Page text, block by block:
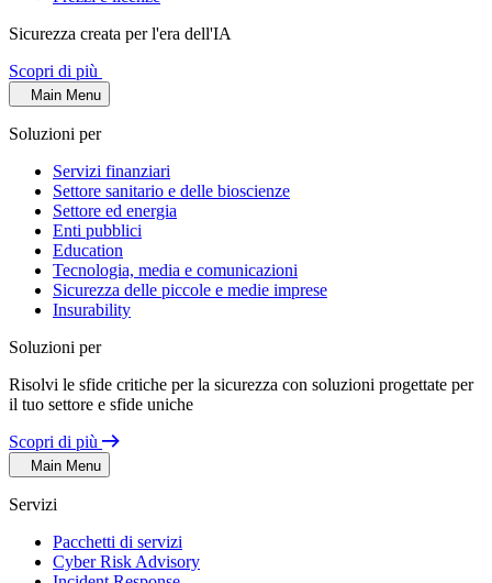
Sicurezza creata per l'era dell'IA
Scopri di più
Main Menu
Soluzioni per
Servizi finanziari
Settore sanitario e delle bioscienze
Settore ed energia
Enti pubblici
Education
Tecnologia, media e comunicazioni
Sicurezza delle piccole e medie imprese
Insurability
Soluzioni per
Risolvi le sfide critiche per la sicurezza con soluzioni progettate per
il tuo settore e sfide uniche
Scopri di più
Main Menu
Servizi
Pacchetti di servizi
Cyber Risk Advisory